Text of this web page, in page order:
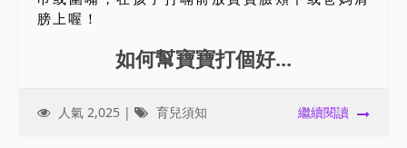
膀上喔！
如何幫寶寶打個好...
人氣 2,025 | 育兒須知 繼續閱讀